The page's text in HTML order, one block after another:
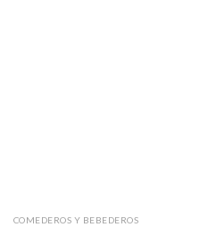
COMEDEROS Y BEBEDEROS